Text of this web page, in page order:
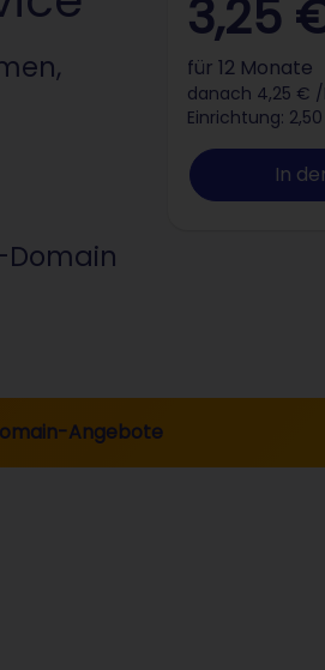
3,25
für 12 Monate
danach 4,25 € /
Einrichtung:
In
Angebote